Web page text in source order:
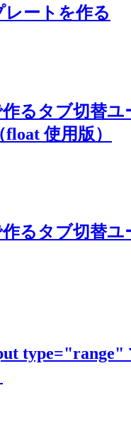
レートを作る
作るタブ切替ユ
使用版）
作るタブ切替ユ
type="range"